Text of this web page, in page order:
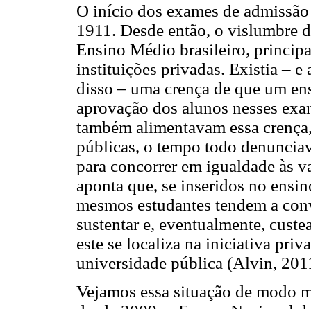
O início dos exames de
1911. Desde então, o vislumbre
Ensino Médio brasileiro,
instituições privadas. Existia – e
disso – uma crença de que um
aprovação dos alunos nesses
também alimentavam essa
públicas, o tempo todo
para concorrer em igualdade às
aponta que, se inseridos no
mesmos estudantes tendem a
sustentar e, eventualmente,
este se localiza na iniciativa
universidade pública (Alvin,
Vejamos essa situação de modo